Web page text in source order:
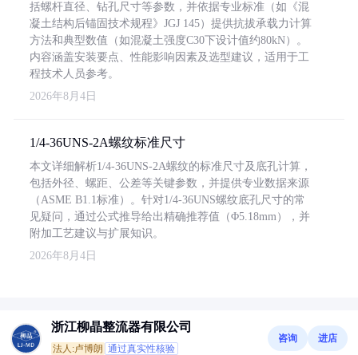
括螺杆直径、钻孔尺寸等参数，并依据专业标准（如《混
凝土结构后锚固技术规程》JGJ 145）提供抗拔承载力计算
方法和典型数值（如混凝土强度C30下设计值约80kN）。
内容涵盖安装要点、性能影响因素及选型建议，适用于工
程技术人员参考。
2026年8月4日
1/4-36UNS-2A螺纹标准尺寸
本文详细解析1/4-36UNS-2A螺纹的标准尺寸及底孔计算，
包括外径、螺距、公差等关键参数，并提供专业数据来源
（ASME B1.1标准）。针对1/4-36UNS螺纹底孔尺寸的常
见疑问，通过公式推导给出精确推荐值（Φ5.18mm），并
附加工艺建议与扩展知识。
2026年8月4日
浙江柳晶整流器有限公司
法人:卢博朗 通过真实性核验
咨询 进店